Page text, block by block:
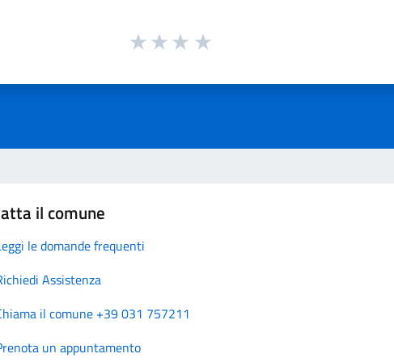
il comune
le domande frequenti
Assistenza
il comune +39 031 757211
un appuntamento